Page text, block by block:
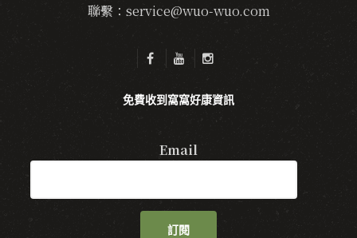
聯繫：service@wuo-wuo.com
免費收到窩窩好康資訊
Email
訂閱